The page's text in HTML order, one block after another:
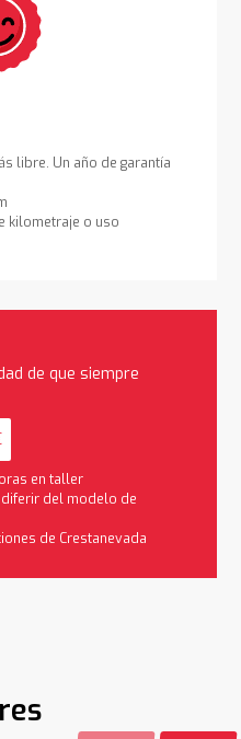
libre. Un año de garantía
kilometraje o uso
de que siempre
en taller
del modelo de
de Crestanevada